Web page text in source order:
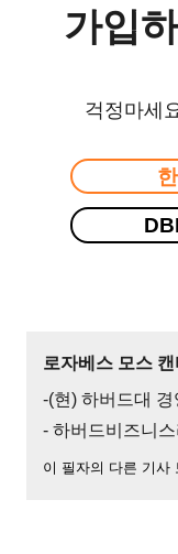
가입
걱정마세
로자베스 모스 캔
-(현) 하버드대
- 하버드비즈니
이 필자의 다른 기사